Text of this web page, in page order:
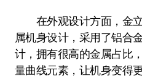
在外观设计方面，金立
属机身设计，采用了铝合
计，拥有很高的金属占比
量曲线元素，让机身变得